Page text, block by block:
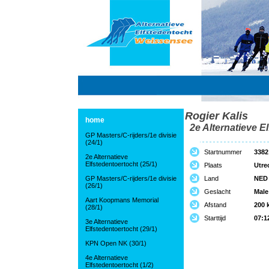
home
GP Masters/C-rijders/1e divisie
(24/1)
2e Alternatieve
Elfstedentoertocht (25/1)
GP Masters/C-rijders/1e divisie
(26/1)
Aart Koopmans Memorial
(28/1)
3e Alternatieve
Elfstedentoertocht (29/1)
KPN Open NK (30/1)
4e Alternatieve
Elfstedentoertocht (1/2)
Rogier Kalis
2e Alternatieve
Startnummer
3382
Plaats
Land
NED
Geslacht
Male
Afstand
200
Starttijd